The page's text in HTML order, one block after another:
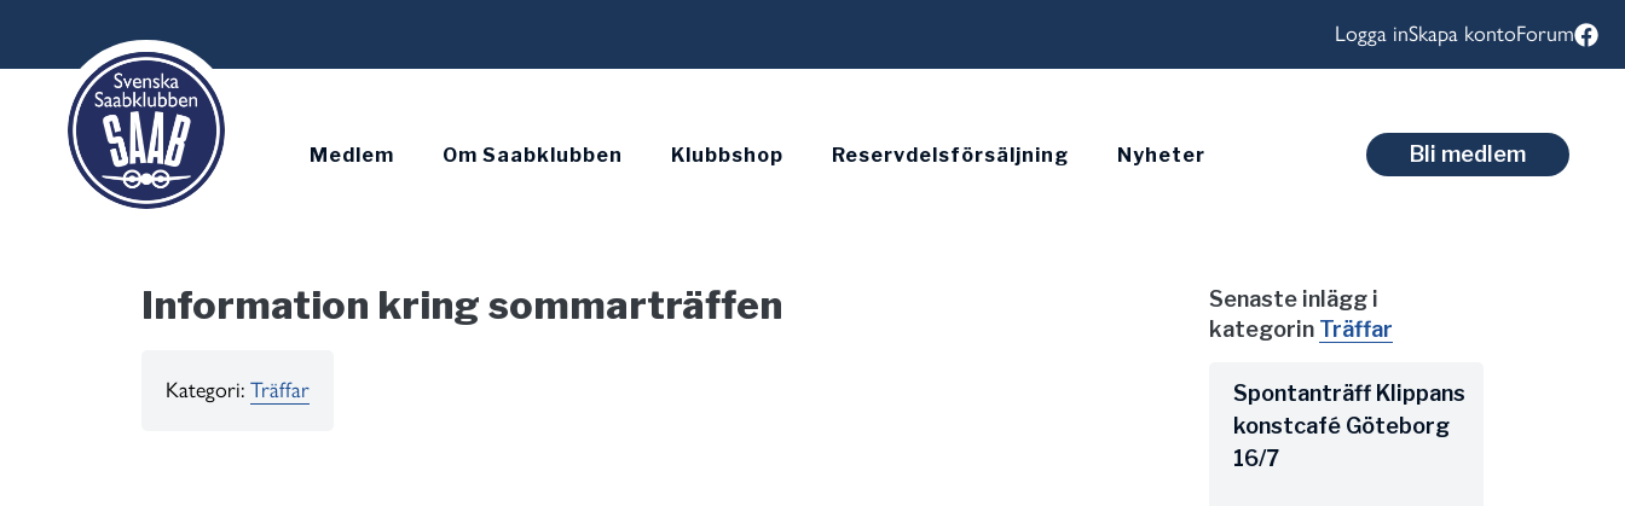
Logga inSkapa kontoForum
Medlem Om Saabklubben Klubbshop Reservdelsförsäljning Nyheter Bli medlem
Information kring sommarträffen
Kategori: Träffar
Senaste inlägg i
kategorin Träffar
Spontanträff Klippans
konstcafé Göteborg
16/7